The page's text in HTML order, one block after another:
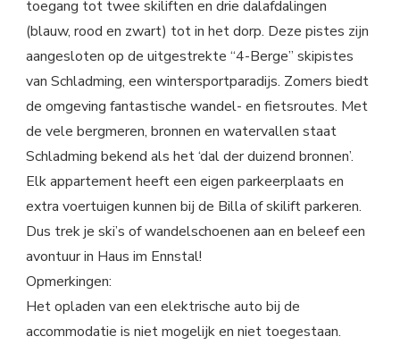
toegang tot twee skiliften en drie dalafdalingen
(blauw, rood en zwart) tot in het dorp. Deze pistes zijn
aangesloten op de uitgestrekte “4-Berge” skipistes
van Schladming, een wintersportparadijs. Zomers biedt
de omgeving fantastische wandel- en fietsroutes. Met
de vele bergmeren, bronnen en watervallen staat
Schladming bekend als het ‘dal der duizend bronnen’.
Elk appartement heeft een eigen parkeerplaats en
extra voertuigen kunnen bij de Billa of skilift parkeren.
Dus trek je ski’s of wandelschoenen aan en beleef een
avontuur in Haus im Ennstal!
Opmerkingen:
Het opladen van een elektrische auto bij de
accommodatie is niet mogelijk en niet toegestaan.